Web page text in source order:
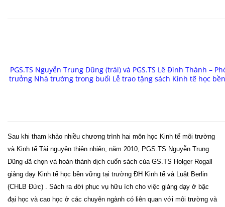
PGS.TS Nguyễn Trung Dũng (trái) và PGS.TS Lê Đình Thành –
trưởng Nhà trường trong buổi Lễ trao tặng sách Kinh tế học
Sau khi tham khảo nhiều chương trình hai môn học Kinh tế môi trường
và Kinh tế Tài nguyên thiên nhiên, năm 2010, PGS.TS Nguyễn Trung
Dũng đã chọn và hoàn thành dịch cuốn sách của GS.TS Holger Rogall
giảng dạy Kinh tế học bền vững tại trường ĐH Kinh tế và Luật Berlin
(CHLB Đức) . Sách ra đời phục vụ hữu ích cho việc giảng dạy ở bậc
đại học và cao học ở các chuyên ngành có liên quan với môi trường và